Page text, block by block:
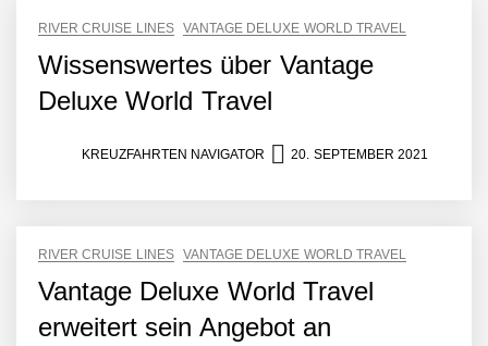
RIVER CRUISE LINES VANTAGE DELUXE WORLD TRAVEL
Wissenswertes über Vantage
Deluxe World Travel
KREUZFAHRTEN NAVIGATOR 20. SEPTEMBER 2021
RIVER CRUISE LINES VANTAGE DELUXE WORLD TRAVEL
Vantage Deluxe World Travel
erweitert sein Angebot an